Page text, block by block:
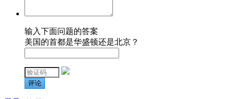
输入下面问题的答案
美国的首都是华盛顿还是北京？
评论